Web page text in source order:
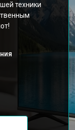
техники